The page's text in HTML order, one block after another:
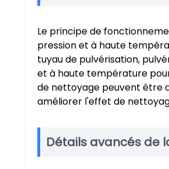
Le principe de
pression et à haute
tuyau de pulvérisation,
et à haute température
de nettoyage peuvent être
améliorer l'effet de
Détails avancés de